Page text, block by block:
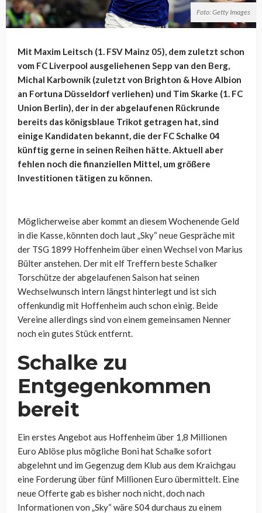
Foto: Getty Images
Mit Maxim Leitsch (1. FSV Mainz 05), dem zuletzt schon
vom FC Liverpool ausgeliehenen Sepp van den Berg,
Michal Karbownik (zuletzt von Brighton & Hove Albion
an Fortuna Düsseldorf verliehen) und Tim Skarke (1. FC
Union Berlin), der in der abgelaufenen Rückrunde
bereits das königsblaue Trikot getragen hat, sind
einige Kandidaten bekannt, die der FC Schalke 04
künftig gerne in seinen Reihen hätte. Aktuell aber
fehlen noch die finanziellen Mittel, um größere
Investitionen tätigen zu können.
Möglicherweise aber kommt an diesem Wochenende Geld
in die Kasse, könnten doch laut „Sky“ neue Gespräche mit
der TSG 1899 Hoffenheim über einen Wechsel von Marius
Bülter anstehen. Der mit elf Treffern beste Schalker
Torschütze der abgelaufenen Saison hat seinen
Wechselwunsch intern längst hinterlegt und ist sich
offenkundig mit Hoffenheim auch schon einig. Beide
Vereine allerdings sind von einem gemeinsamen Nenner
noch ein gutes Stück entfernt.
Schalke zu
Entgegenkommen
bereit
Ein erstes Angebot aus Hoffenheim über 1,8 Millionen
Euro Ablöse plus mögliche Boni hat Schalke sofort
abgelehnt und im Gegenzug dem Klub aus dem Kraichgau
eine Forderung über fünf Millionen Euro übermittelt. Eine
neue Offerte gab es bisher noch nicht, doch nach
Informationen von „Sky“ wäre S04 durchaus zu einem